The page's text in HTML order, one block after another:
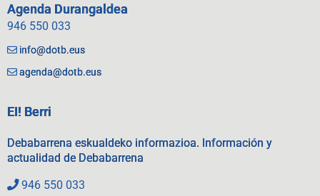
Agenda Durangaldea
946 550 033
info@dotb.eus
agenda@dotb.eus
EI! Berri
Debabarrena eskualdeko informazioa. Información y
actualidad de Debabarrena
946 550 033